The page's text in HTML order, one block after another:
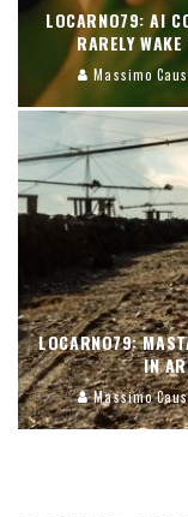
LOCARNO79: AI
RARELY
Massimo
LOCARNO79:
IN
Massimo